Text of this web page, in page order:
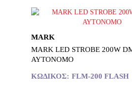
MARK
MARK LED STROBE 200W
ΑΥΤΟΝΟΜΟ
ΚΩΔΙΚΌΣ: FLM-200 FLASH